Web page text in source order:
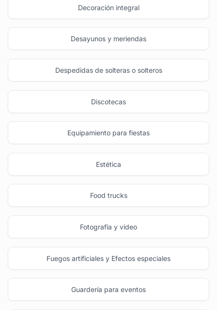
Decoración integral
Desayunos y meriendas
Despedidas de solteras o solteros
Discotecas
Equipamiento para fiestas
Estética
Food trucks
Fotografía y video
Fuegos artificiales y Efectos especiales
Guardería para eventos